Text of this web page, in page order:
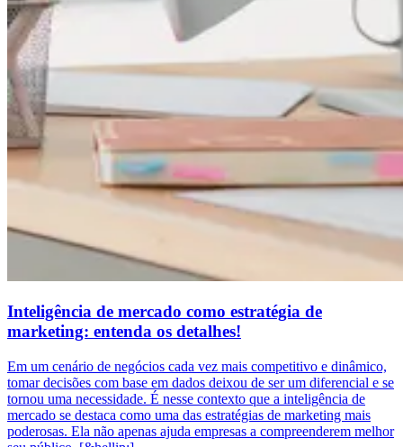
Inteligência de mercado como estratégia de
marketing: entenda os detalhes!
Em um cenário de negócios cada vez mais competitivo e dinâmico,
tomar decisões com base em dados deixou de ser um diferencial e se
tornou uma necessidade. É nesse contexto que a inteligência de
mercado se destaca como uma das estratégias de marketing mais
poderosas. Ela não apenas ajuda empresas a compreenderem melhor